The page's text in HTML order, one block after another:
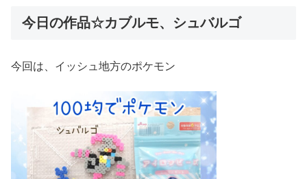
今日の作品☆カブルモ、シュバルゴ
今回は、イッシュ地方のポケモン